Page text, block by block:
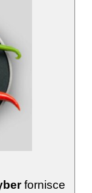
fornisce